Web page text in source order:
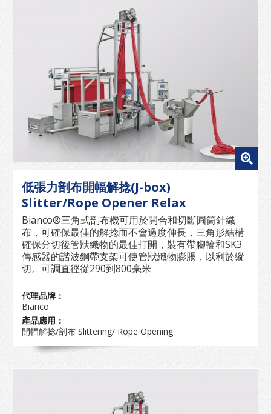
低張力剖布開幅解捻(J-box)
Slitter/Rope Opener Relax
Bianco®三角式剖布機可用於開合和切斷圓筒針織
布，可確保最佳的解捻而不會過度伸長，三角形結構
確保分切後管狀織物的最佳打開，裝有帶腳輪和SK3
傳感器的諧波鋼帶支架可使管狀織物膨脹，以利於縱
切。可調直徑從290到800毫米
代理品牌：
Bianco
產品應用：
開幅解捻/剖布 Slittering/ Rope Opening